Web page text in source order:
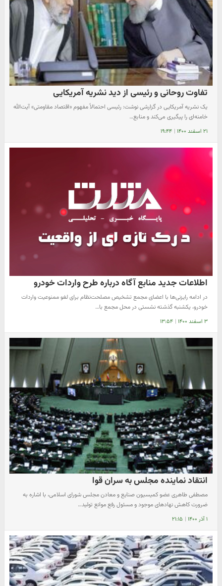
تفاوت روحانی و رئیسی از دید نشریه آمریکایی
یک نشریه آمریکایی در گزارشی نوشت: رئیسی احتمالاً مفهوم «اقتصاد مقاومتی» آیت‌الله
خامنه‌ای را پیگیری می‌کند و منابع…
۲۱ اسفند ۱۴۰۰ | ۱۹:۴۴
اطلاعات جدید منابع آگاه درباره طرح واردات خودرو
در ادامه رایزنی‌ها با اعضای مجمع تشخیص مصلحت‌نظام برای لغو ممنوعیت واردات
خودرو، یکشنبه گذشته نشستی در محل مجمع با…
۳ اسفند ۱۴۰۰ | ۱۳:۵۴
انتقاد نماینده مجلس به سران قوا
مصطفی طاهری عضو کمیسیون صنایع و معادن مجلس شورای اسلامی، با اشاره به
ضرورت کاهش نهادهای موجود و مسئول رفع موانع تولید…
۱ آذر ۱۴۰۰ | ۲۱:۱۵